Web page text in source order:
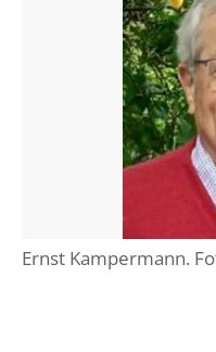
Ernst Kampermann.